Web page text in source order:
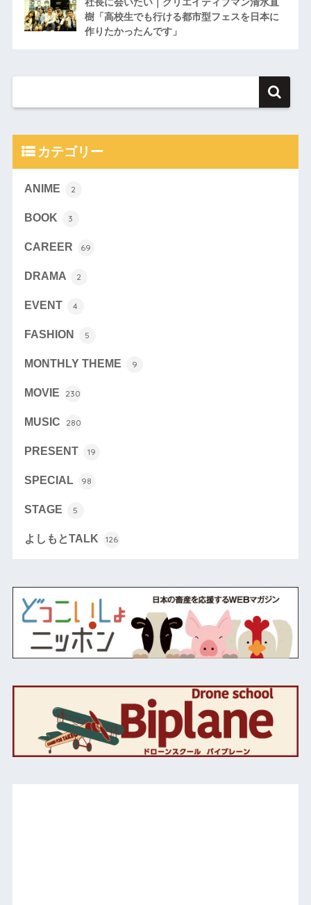
樹「高校生でも行ける都市型フェスを日本に
作りたかったんです」
カテゴリー
ANIME 2
BOOK 3
CAREER 69
DRAMA 2
EVENT 4
FASHION 5
MONTHLY THEME 9
MOVIE 230
MUSIC 280
PRESENT 19
SPECIAL 98
STAGE 5
よしもとTALK 126